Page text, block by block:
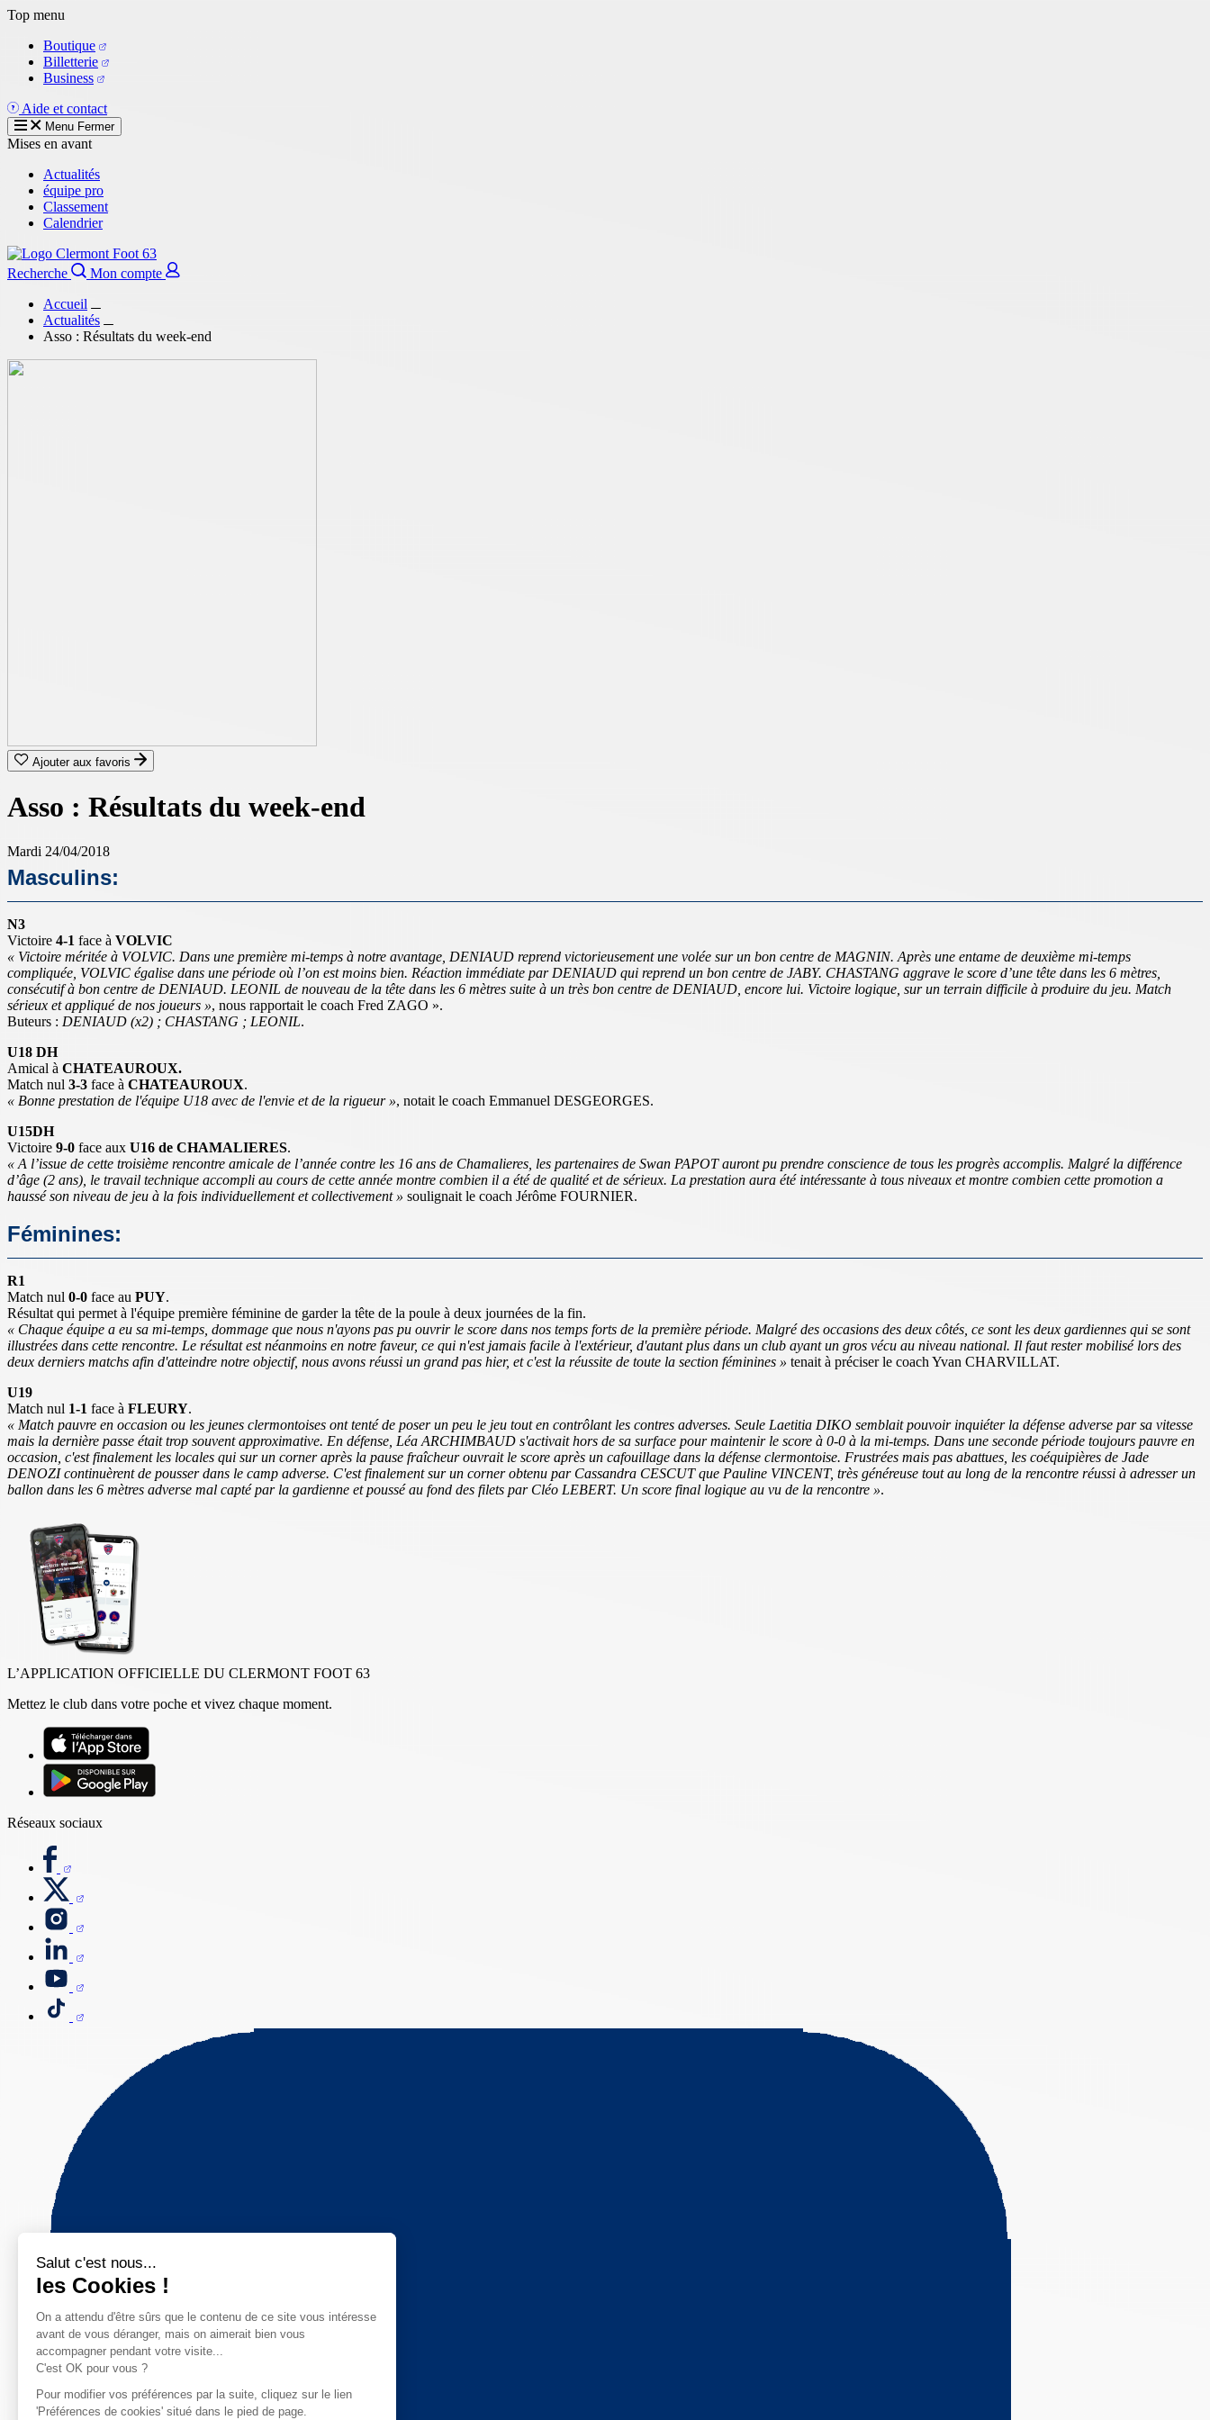
Salut c'est nous...
les Cookies !
On a attendu d'être sûrs que le contenu de ce site vous intéresse
avant de vous déranger, mais on aimerait bien vous
accompagner pendant votre visite...
C'est OK pour vous ?
Pour modifier vos préférences par la suite, cliquez sur le lien
'Préférences de cookies' situé dans le pied de page.
Aller
contenu
principal
Top menu
Boutique
Billetterie
Business
Aide et contact
Menu Fermer
Mises en avant
Actualités
équipe pro
Classement
Calendrier
Recherche
Mon compte
Accueil
Actualités
Asso : Résultats du week-end
Ajouter aux favoris
Asso : Résultats du week-end
Mardi 24/04/2018
Masculins:
N3
Victoire 4-1 face à VOLVIC
« Victoire méritée à VOLVIC. Dans une première mi-temps à notre avantage, DENIAUD reprend victorieusement une volée sur un bon centre de MAGNIN. Après une entame de deuxième mi-temps
compliquée, VOLVIC égalise dans une période où l’on est moins bien. Réaction immédiate par DENIAUD qui reprend un bon centre de JABY. CHASTANG aggrave le score d’une tête dans les 6 mètres,
consécutif à bon centre de DENIAUD. LEONIL de nouveau de la tête dans les 6 mètres suite à un très bon centre de DENIAUD, encore lui. Victoire logique, sur un terrain difficile à produire du jeu. Match
sérieux et appliqué de nos joueurs », nous rapportait le coach Fred ZAGO ».
Buteurs : DENIAUD (x2) ; CHASTANG ; LEONIL.
U18 DH
Amical à CHATEAUROUX.
Match nul 3-3 face à CHATEAUROUX.
« Bonne prestation de l'équipe U18 avec de l'envie et de la rigueur », notait le coach Emmanuel DESGEORGES.
U15DH
Victoire 9-0 face aux U16 de CHAMALIERES.
« A l’issue de cette troisième rencontre amicale de l’année contre les 16 ans de Chamalieres, les partenaires de Swan PAPOT auront pu prendre conscience de tous les progrès accomplis. Malgré la différence
d’âge (2 ans), le travail technique accompli au cours de cette année montre combien il a été de qualité et de sérieux. La prestation aura été intéressante à tous niveaux et montre combien cette promotion a
haussé son niveau de jeu à la fois individuellement et collectivement » soulignait le coach Jérôme FOURNIER.
Féminines:
R1
Match nul 0-0 face au PUY.
Résultat qui permet à l'équipe première féminine de garder la tête de la poule à deux journées de la fin.
« Chaque équipe a eu sa mi-temps, dommage que nous n'ayons pas pu ouvrir le score dans nos temps forts de la première période. Malgré des occasions des deux côtés, ce sont les deux gardiennes qui se sont
illustrées dans cette rencontre. Le résultat est néanmoins en notre faveur, ce qui n'est jamais facile à l'extérieur, d'autant plus dans un club ayant un gros vécu au niveau national. Il faut rester mobilisé lors des
deux derniers matchs afin d'atteindre notre objectif, nous avons réussi un grand pas hier, et c'est la réussite de toute la section féminines » tenait à préciser le coach Yvan CHARVILLAT.
U19
Match nul 1-1 face à FLEURY.
« Match pauvre en occasion ou les jeunes clermontoises ont tenté de poser un peu le jeu tout en contrôlant les contres adverses. Seule Laetitia DIKO semblait pouvoir inquiéter la défense adverse par sa vitesse
mais la dernière passe était trop souvent approximative. En défense, Léa ARCHIMBAUD s'activait hors de sa surface pour maintenir le score à 0-0 à la mi-temps. Dans une seconde période toujours pauvre en
occasion, c'est finalement les locales qui sur un corner après la pause fraîcheur ouvrait le score après un cafouillage dans la défense clermontoise. Frustrées mais pas abattues, les coéquipières de Jade
DENOZI continuèrent de pousser dans le camp adverse. C'est finalement sur un corner obtenu par Cassandra CESCUT que Pauline VINCENT, très généreuse tout au long de la rencontre réussi à adresser un
ballon dans les 6 mètres adverse mal capté par la gardienne et poussé au fond des filets par Cléo LEBERT. Un score final logique au vu de la rencontre ».
L’APPLICATION OFFICIELLE DU CLERMONT FOOT 63
Mettez le club dans votre poche et vivez chaque moment.
Réseaux sociaux